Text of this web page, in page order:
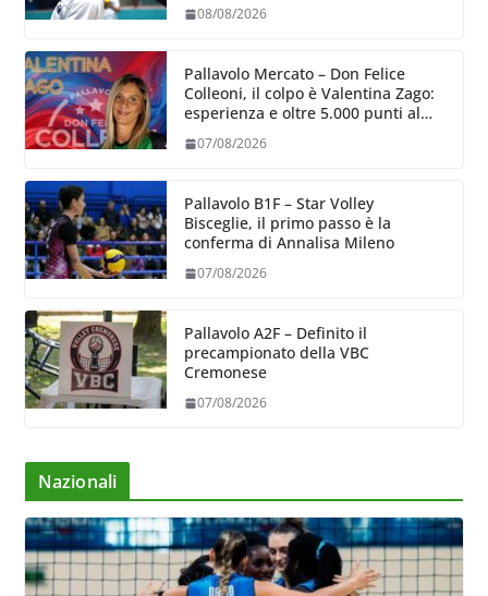
08/08/2026
Pallavolo Mercato – Don Felice
Colleoni, il colpo è Valentina Zago:
esperienza e oltre 5.000 punti al
07/08/2026
Pallavolo B1F – Star Volley
Bisceglie, il primo passo è la
conferma di Annalisa Mileno
07/08/2026
Pallavolo A2F – Definito il
precampionato della VBC
Cremonese
07/08/2026
Nazionali